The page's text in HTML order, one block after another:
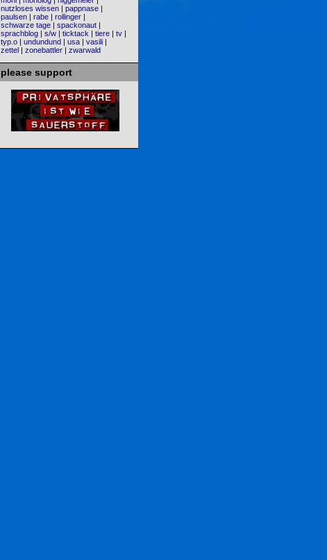
nutzloses wissen | pappnase |
paulsen | rabe | rollinger |
schwarze tage | spackonaut |
sprachblog | s/w | ticktack | tiere | tv |
typ.o | undundund | usa | vasili |
zettel | zonebattler | zwarwald
please support